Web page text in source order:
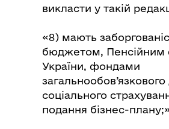
викласти у такій
«8) мають
бюджетом,
України, фондами
соціального
подання бізнес-